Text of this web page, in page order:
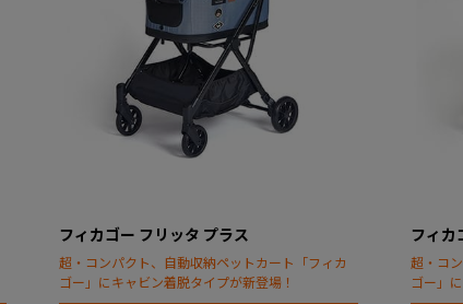
フィカゴー フリッタ プラス
超・コンパクト、自動収納ペットカート「フィカ
ゴー」にキャビン着脱タイプが新登場！
フィカ
超・コ
ゴー」